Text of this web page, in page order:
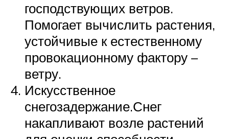
господствующих ветров.
Помогает вычислить растения,
устойчивые к естественному
провокационному фактору –
ветру.
Искусственное
снегозадержание.Снег
накапливают возле растений